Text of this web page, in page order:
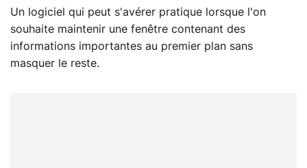
Un logiciel qui peut s'avérer pratique lorsque l'on
souhaite maintenir une fenêtre contenant des
informations importantes au premier plan sans
masquer le reste.